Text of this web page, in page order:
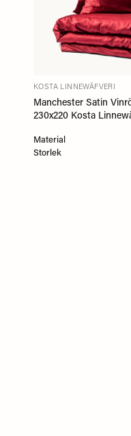
KOSTA LINNEWÄFVERI
Manchester Satin
230x220 Kosta
Material
Storlek